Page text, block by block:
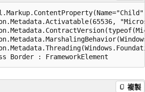
Border : FrameworkElement
複製